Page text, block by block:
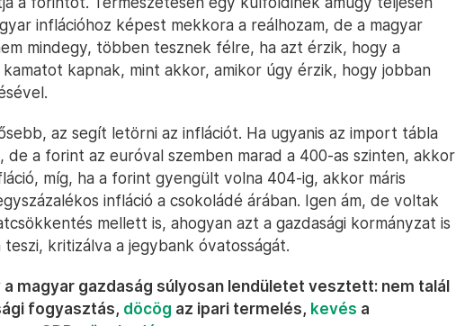
inflációhoz képest mekkora a reálhozam, de a magyar
mindegy, többen tesznek félre, ha azt érzik, hogy a
kapnak, mint akkor, amikor úgy érzik, hogy jobban
az segít letörni az inflációt. Ha ugyanis az import tábla
de a forint az euróval szemben marad a 400-as szinten, akkor
míg, ha a forint gyengült volna 404-ig, akkor máris
infláció a csokoládé árában. Igen ám, de voltak
mellett is, ahogyan azt a gazdasági kormányzat is
kritizálva a jegybank óvatosságát.
a magyar gazdaság súlyosan lendületet vesztett: nem talál
fogyasztás, döcög az ipari termelés, kevés a